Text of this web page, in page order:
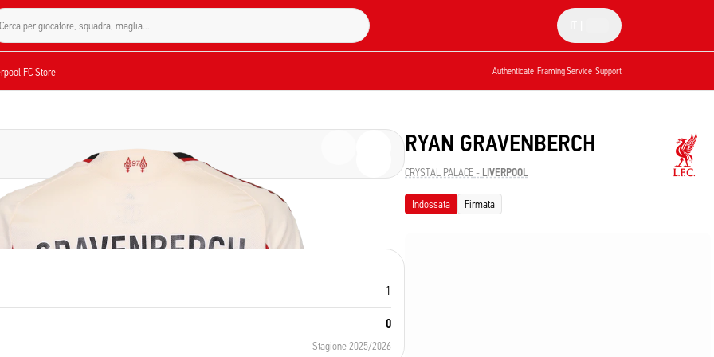
Cerca per giocatore, squadra, maglia...
FC Store Authenticate Framing Service Support
1
0
Stagione 2025/2026
RYAN GRAVENBERCH
CRYSTAL PALACE- LIVERPOOL
Indossata Firmata